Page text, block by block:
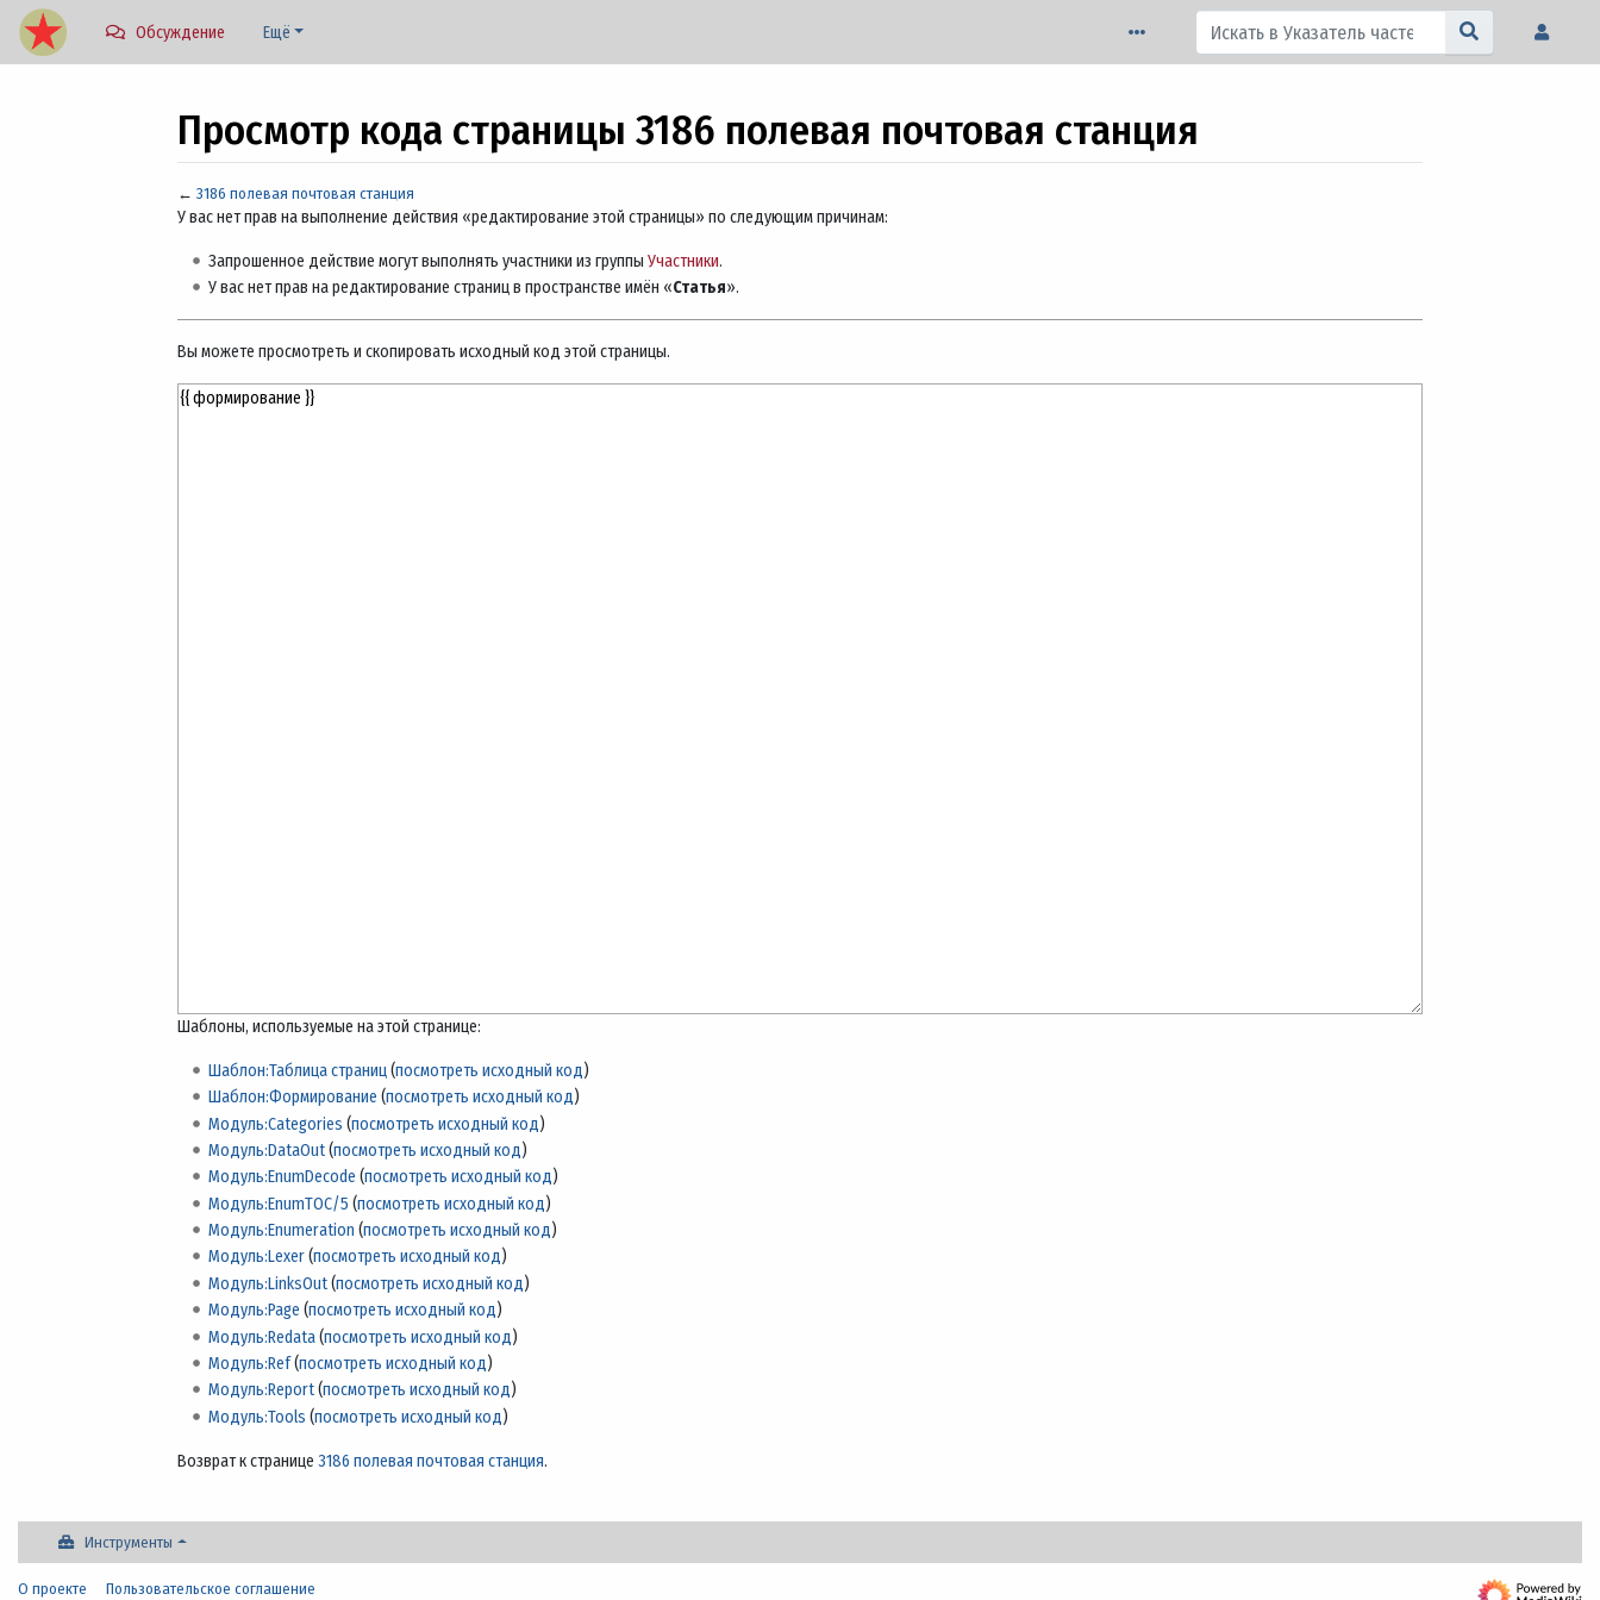
Обсуждение Ещё
Просмотр кода страницы 3186 полевая почтовая станция
← 3186 полевая почтовая станция
Перейти к:навигация,поиск
У вас нет прав на выполнение действия «редактирование этой страницы» по следующим причинам:
Запрошенное действие могут выполнять участники из группы Участники.
У вас нет прав на редактирование страниц в пространстве имён «Статья».
Вы можете просмотреть и скопировать исходный код этой страницы.
Шаблоны, используемые на этой странице:
Шаблон:Таблица страниц(посмотреть исходный код)
Шаблон:Формирование (посмотреть исходный код)
Модуль:Categories (посмотреть исходный код)
Модуль:DataOut(посмотреть исходный код)
Модуль:EnumDecode (посмотреть исходный код)
Модуль:EnumTOC/5 (посмотреть исходный код)
Модуль:Enumeration (посмотреть исходный код)
Модуль:Lexer(посмотреть исходный код)
Модуль:LinksOut(посмотреть исходный код)
Модуль:Page (посмотреть исходный код)
Модуль:Redata(посмотреть исходный код)
Модуль:Ref(посмотреть исходный код)
Модуль:Report(посмотреть исходный код)
Модуль:Tools (посмотреть исходный код)
Возврат к странице 3186 полевая почтовая станция.
Инструменты
О проекте Пользовательское соглашение